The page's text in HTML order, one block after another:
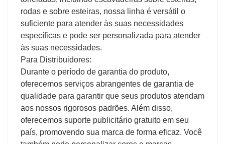
rodas e sobre esteiras, nossa linha é versátil o
suficiente para atender às suas necessidades
específicas e pode ser personalizada para atender
às suas necessidades.
Para Distribuidores:
Durante o período de garantia do produto,
oferecemos serviços abrangentes de garantia de
qualidade para garantir que seus produtos atendam
aos nossos rigorosos padrões. Além disso,
oferecemos suporte publicitário gratuito em seu
país, promovendo sua marca de forma eficaz. Você